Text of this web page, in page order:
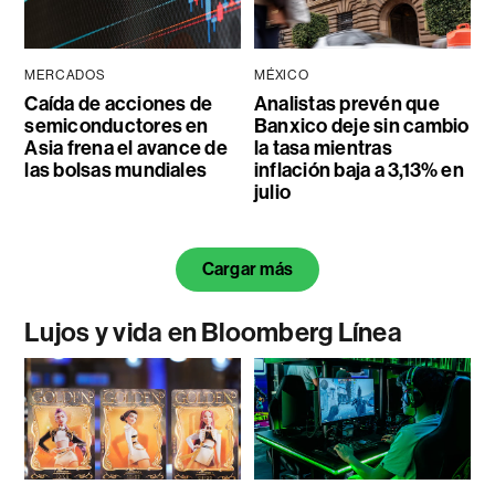
MERCADOS
Caída de acciones de
semiconductores en
Asia frena el avance de
las bolsas mundiales
MÉXICO
Analistas prevén que
Banxico deje sin cambio
la tasa mientras
inflación baja a 3,13% en
julio
Cargar más
Lujos y vida en Bloomberg Línea